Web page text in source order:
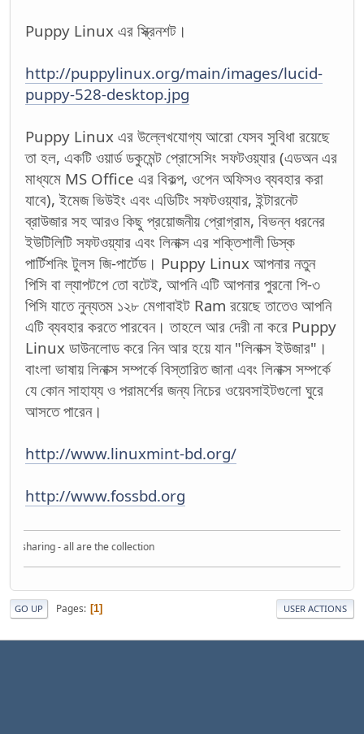
Puppy Linux এর স্ক্রিনশট।
http://puppylinux.org/main/images/lucid-
puppy-528-desktop.jpg
Puppy Linux এর উল্লেখযোগ্য আরো যেসব সুবিধা রয়েছে
তা হল, একটি ওয়ার্ড ডকুমেন্ট প্রোসেসিং সফটওয়্যার (এডঅন এর
মাধ্যমে MS Office এর বিকল্প, ওপেন অফিসও ব্যবহার করা
যাবে), ইমেজ ভিউইং এবং এডিটিং সফটওয়্যার, ইন্টারনেট
ব্রাউজার সহ আরও কিছু প্রয়োজনীয় প্রোগ্রাম, বিভন্ন ধরনের
ইউটিলিটি সফটওয়্যার এবং লিনাক্স এর শক্তিশালী ডিস্ক
পার্টিশনিং টুলস জি-পার্টেড। Puppy Linux আপনার নতুন
পিসি বা ল্যাপটপে তো বটেই, আপনি এটি আপনার পুরনো পি-৩
পিসি যাতে নুন্যতম ১২৮ মেগাবাইট Ram রয়েছে তাতেও আপনি
এটি ব্যবহার করতে পারবেন। তাহলে আর দেরী না করে Puppy
Linux ডাউনলোড করে নিন আর হয়ে যান "লিনাক্স ইউজার"।
বাংলা ভাষায় লিনাক্স সম্পর্কে বিস্তারিত জানা এবং লিনাক্স সম্পর্কে
যে কোন সাহায্য ও পরামর্শের জন্য নিচের ওয়েবসাইটগুলো ঘুরে
আসতে পারেন।
http://www.linuxmint-bd.org/
http://www.fossbd.org
sharing - all are the collection
GO UP Pages 1 USER ACTIONS